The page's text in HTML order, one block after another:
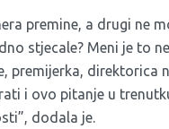
premine, a drugi ne
stjecale? Meni je to
premijerka, direktorica
i ovo pitanje u
dodala je.